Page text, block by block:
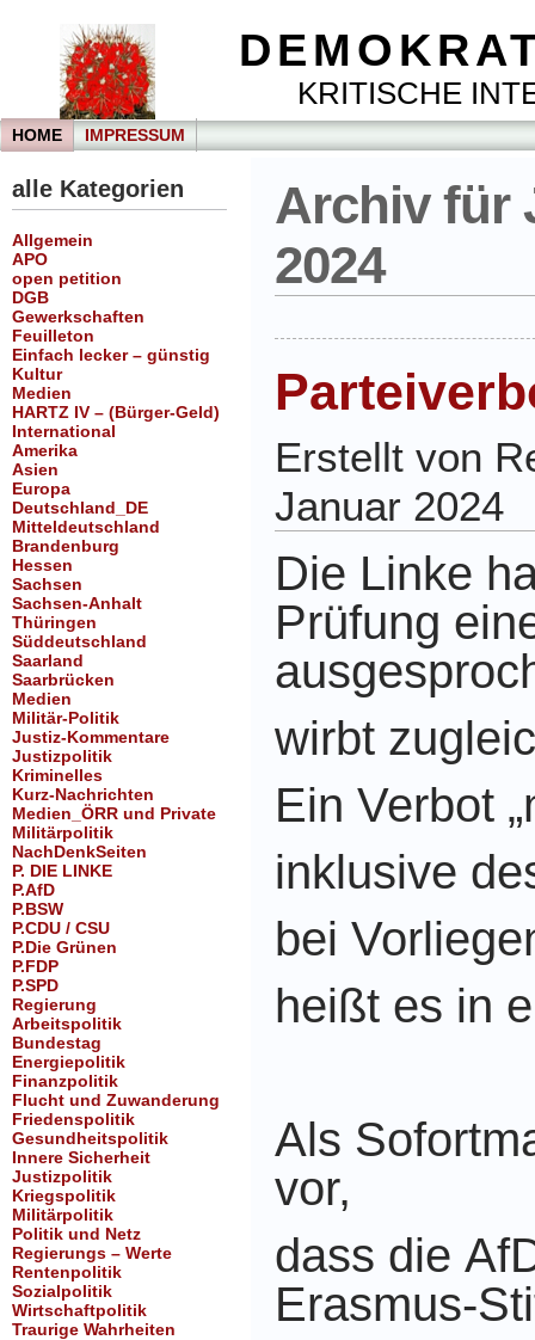
KRITISCHE
HOME IMPRESSUM
alle Kategorien
Allgemein
APO
open petition
DGB
Gewerkschaften
Feuilleton
Einfach lecker – günstig
Kultur
Medien
HARTZ IV – (Bürger-Geld)
International
Amerika
Asien
Europa
Deutschland_DE
Mitteldeutschland
Brandenburg
Hessen
Sachsen
Sachsen-Anhalt
Thüringen
Süddeutschland
Saarland
Saarbrücken
Medien
Militär-Politik
Justiz-Kommentare
Justizpolitik
Kriminelles
Kurz-Nachrichten
Medien_ÖRR und Private
Militärpolitik
NachDenkSeiten
P. DIE LINKE
P.AfD
P.BSW
P.CDU / CSU
P.Die Grünen
P.FDP
P.SPD
Regierung
Arbeitspolitik
Bundestag
Energiepolitik
Finanzpolitik
Flucht und Zuwanderung
Friedenspolitik
Gesundheitspolitik
Innere Sicherheit
Justizpolitik
Kriegspolitik
Militärpolitik
Politik und Netz
Regierungs – Werte
Rentenpolitik
Sozialpolitik
Wirtschaftpolitik
Traurige Wahrheiten
Archiv für
2024
Erstellt von
Januar 2024
Die Linke
Prüfung
wirbt
Ein Verbot
inklusive
bei
heißt es
Als
vor,
dass die
Erasmus-